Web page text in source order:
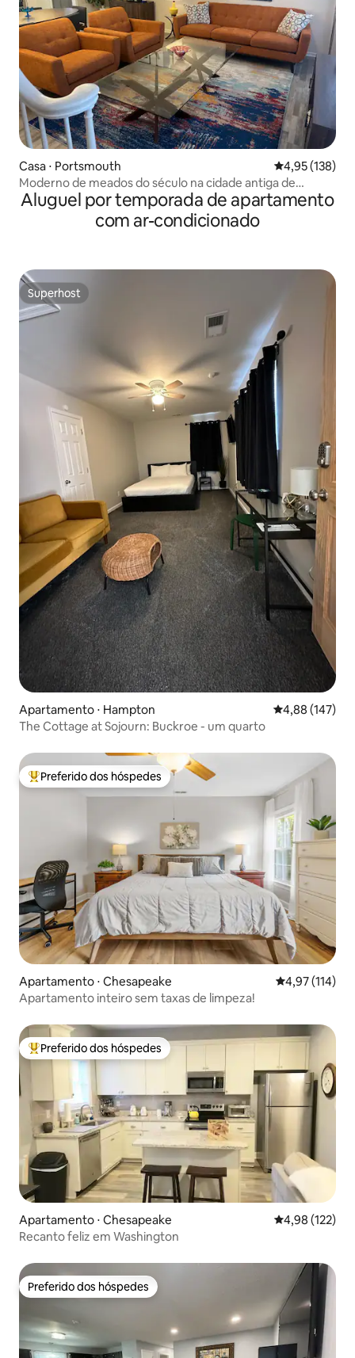
Casa ⋅ Portsmouth 4,95 de uma
4,95 (138)
Moderno de meados do século na cidade antiga de
Portsmouth 3 camas/2,5 banheiros
Aluguel por temporada de apartamento
com ar-condicionado
Superhost
Superhost
Apartamento ⋅ Hampton 4,88 de uma
4,88 (147)
The Cottage at Sojourn: Buckroe - um quarto
Entre os melhores preferidos dos hóspedes
Preferido dos hóspedes
Apartamento ⋅ Chesapeake 4,97 de uma
4,97 (114)
Apartamento inteiro sem taxas de limpeza!
Entre os melhores preferidos dos hóspedes
Preferido dos hóspedes
Apartamento ⋅ Chesapeake 4,98 de uma
4,98 (122)
Recanto feliz em Washington
Preferido dos hóspedes
Preferido dos hóspedes